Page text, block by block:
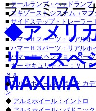
■ テールランプ・ヘッドランプ
■エキゾースト システム（マフ
■ サイドステップ・トレーラー
等
■ハマーＨ２パーツ：リアルホ
■ ハマーＨ３パーツ：リアルホ
■ ハマー サスペンション パーツ
■ カー セキュリティー：ＶＩＰ
ＳＡ
◆アルミホイール：ボイド カデ
ン
◆ アルミホイール：イントロ
ラー ミラー
◆アメリ
リー スペ
MAXIMA